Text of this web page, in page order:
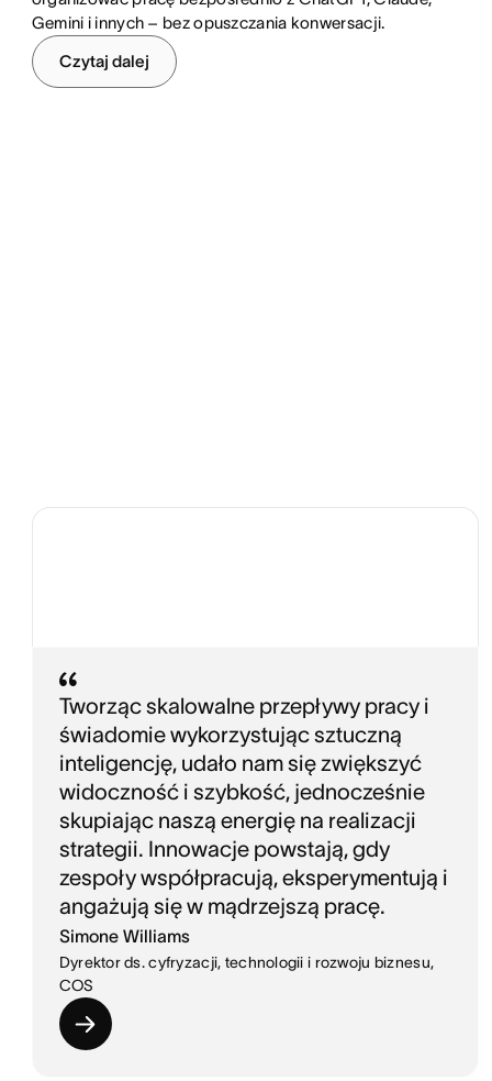
Gemini i innych – bez opuszczania konwersacji.
Czytaj dalej
Tworząc skalowalne przepływy pracy i
świadomie wykorzystując sztuczną
inteligencję, udało nam się zwiększyć
widoczność i szybkość, jednocześnie
skupiając naszą energię na realizacji
strategii. Innowacje powstają, gdy
zespoły współpracują, eksperymentują i
angażują się w mądrzejszą pracę.
Simone Williams
Dyrektor ds. cyfryzacji, technologii i rozwoju biznesu,
COS